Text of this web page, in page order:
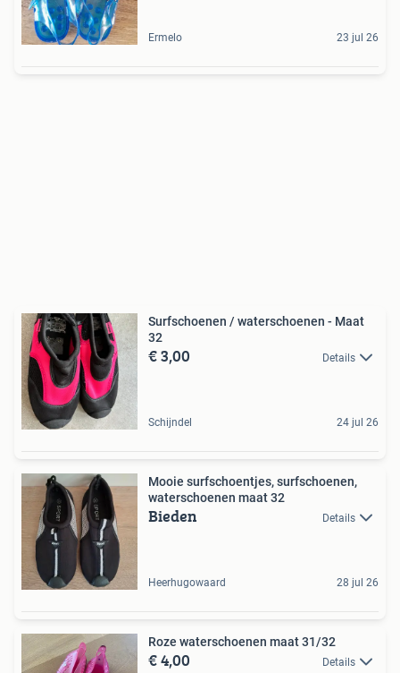
Ermelo 23 jul 26
Surfschoenen / waterschoenen - Maat
32
€ 3,00 Details
Schijndel 24 jul 26
Mooie surfschoentjes, surfschoenen,
waterschoenen maat 32
Bieden Details
Heerhugowaard 28 jul 26
Roze waterschoenen maat 31/32
€ 4,00 Details